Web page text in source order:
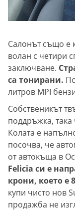
Салонът също е
волан с четири
заключване.
са тонирани.
литров MPI
Собственикът
поддръжка,
Колата е
посочва, че
от автокъща в
Felicia си е
крони, което е
купи чисто нов
продажба не